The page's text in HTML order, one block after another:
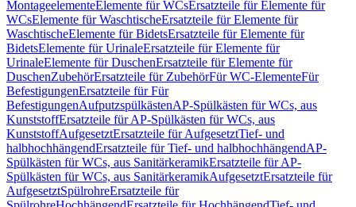
MontageelementeElemente für WCsErsatzteile für Elemente für
WCsElemente für WaschtischeErsatzteile für Elemente für
WaschtischeElemente für BidetsErsatzteile für Elemente für
BidetsElemente für UrinaleErsatzteile für Elemente für
UrinaleElemente für DuschenErsatzteile für Elemente für
DuschenZubehörErsatzteile für ZubehörFür WC-ElementeFür
BefestigungenErsatzteile für Für
BefestigungenAufputzspülkästenAP-Spülkästen für WCs, aus
KunststoffErsatzteile für AP-Spülkästen für WCs, aus
KunststoffAufgesetztErsatzteile für AufgesetztTief- und
halbhochhängendErsatzteile für Tief- und halbhochhängendAP-
Spülkästen für WCs, aus SanitärkeramikErsatzteile für AP-
Spülkästen für WCs, aus SanitärkeramikAufgesetztErsatzteile für
AufgesetztSpülrohreErsatzteile für